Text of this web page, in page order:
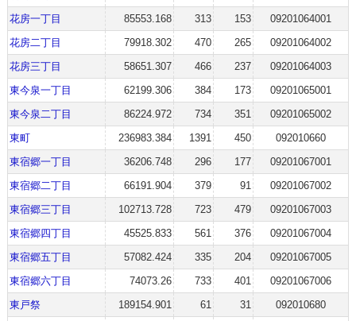
花房一丁目
85553.168 313 153
09201064001
花房二丁目
79918.302 470 265
09201064002
花房三丁目
58651.307 466 237
09201064003
東今泉一丁目
62199.306 384 173
09201065001
東今泉二丁目
86224.972 734 351
09201065002
東町
236983.384 1391 450
092010660
東宿郷一丁目
36206.748 296 177
09201067001
東宿郷二丁目
66191.904 379 91
09201067002
東宿郷三丁目
102713.728 723 479
09201067003
東宿郷四丁目
45525.833 561 376
09201067004
東宿郷五丁目
57082.424 335 204
09201067005
東宿郷六丁目
74073.26 733 401
09201067006
東戸祭
189154.901 61 31
092010680